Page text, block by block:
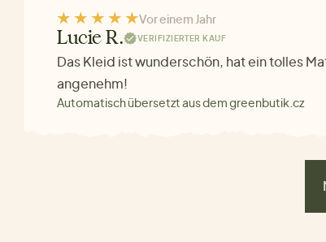
Vor einem Jahr
Lucie R. VERIFIZIERTER KAUF
Das Kleid ist wunderschön, hat ein tolles
angenehm!
Automatisch übersetzt aus dem greenbutik.cz